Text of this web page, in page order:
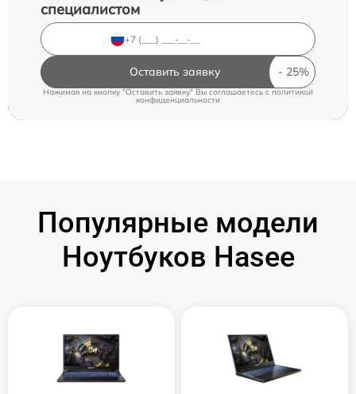
специалистом
Оставить заявку
Нажимая на кнопку "Оставить заявку" Вы соглашаетесь c политикой
конфиденциальности
Популярные модели
Ноутбуков Hasee